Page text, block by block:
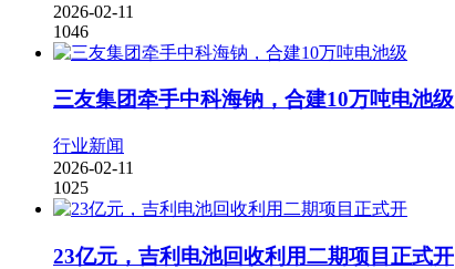
2026-02-11
1046
三友集团牵手中科海钠，合建10万吨电池级
行业新闻
2026-02-11
1025
23亿元，吉利电池回收利用二期项目正式开